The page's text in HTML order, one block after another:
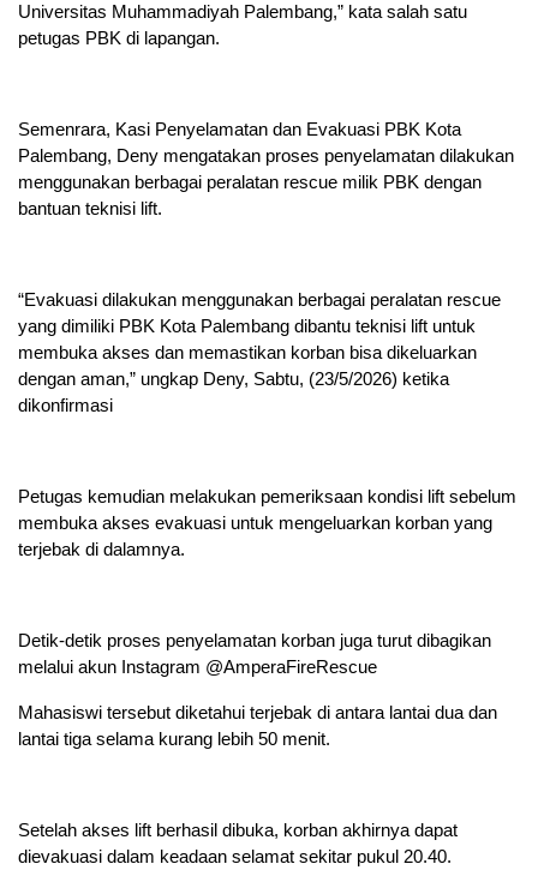
Universitas Muhammadiyah Palembang,” kata salah satu
petugas PBK di lapangan.
Semenrara, Kasi Penyelamatan dan Evakuasi PBK Kota
Palembang, Deny mengatakan proses penyelamatan dilakukan
menggunakan berbagai peralatan rescue milik PBK dengan
bantuan teknisi lift.
“Evakuasi dilakukan menggunakan berbagai peralatan rescue
yang dimiliki PBK Kota Palembang dibantu teknisi lift untuk
membuka akses dan memastikan korban bisa dikeluarkan
dengan aman,” ungkap Deny, Sabtu, (23/5/2026) ketika
dikonfirmasi
Petugas kemudian melakukan pemeriksaan kondisi lift sebelum
membuka akses evakuasi untuk mengeluarkan korban yang
terjebak di dalamnya.
Detik-detik proses penyelamatan korban juga turut dibagikan
melalui akun Instagram @AmperaFireRescue
Mahasiswi tersebut diketahui terjebak di antara lantai dua dan
lantai tiga selama kurang lebih 50 menit.
Setelah akses lift berhasil dibuka, korban akhirnya dapat
dievakuasi dalam keadaan selamat sekitar pukul 20.40.